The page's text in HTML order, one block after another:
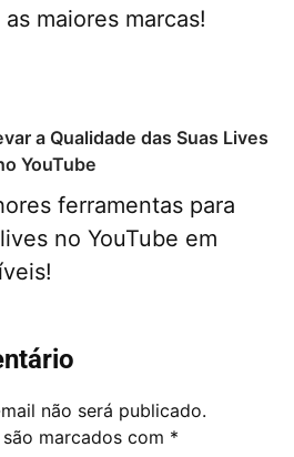
maiores marcas!
a Qualidade das Suas Lives
YouTube
ferramentas para
no YouTube em
não será publicado.
marcados com *